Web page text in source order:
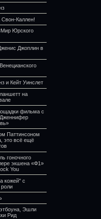
Каллен!
Юрского
Джоплин в
и Кейт Уинслет
на
фильма с
Паттинсоном
это всё ещё
гоночного
экшена «Ф1»
You
кожей" с
роли
Эшли
Рид